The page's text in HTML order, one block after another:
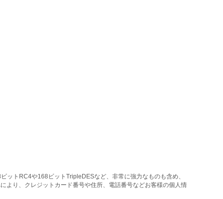
ットRC4や168ビットTripleDESなど、非常に強力なものも含め、
より、クレジットカード番号や住所、電話番号などお客様の個人情